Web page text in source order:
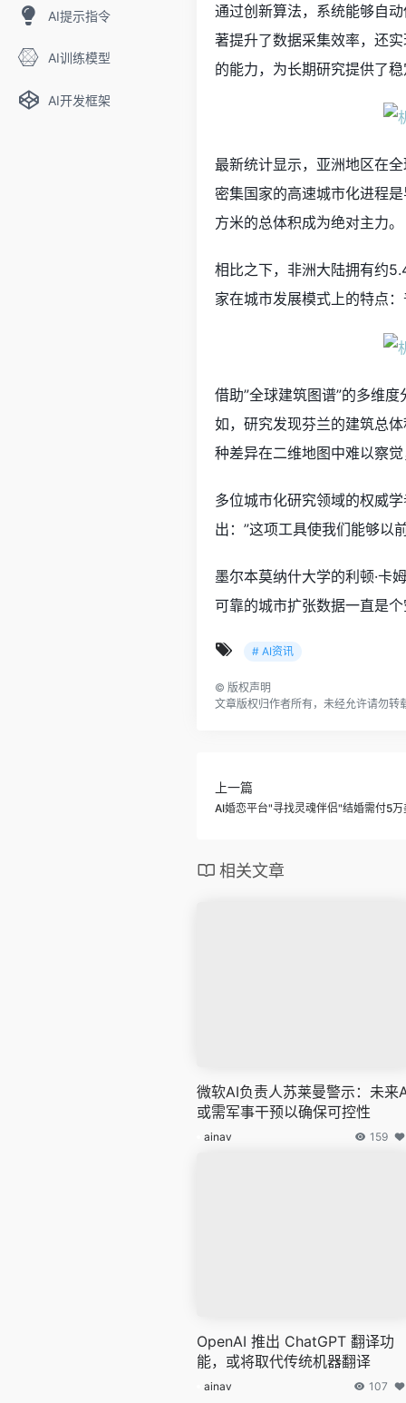
AI提示指令
AI训练模型
AI开发框架
通过创新算法，系统能够自
著提升了数据采集效率，还
的能力，为长期研究提供了
最新统计显示，亚洲地区在
密集国家的高速城市化进程
方米的总体积成为绝对主力。
相比之下，非洲大陆拥有约
家在城市发展模式上的特点
借助”全球建筑图谱”的多维
如，研究发现芬兰的建筑总
种差异在二维地图中难以察
多位城市化研究领域的权威
出：”这项工具使我们能够以
墨尔本莫纳什大学的利顿·卡
可靠的城市扩张数据一直是
# AI资讯
© 版权声明
文章版权归作者所有，未经允许请勿转
上一篇
AI婚恋平台"寻找灵魂伴侣"结婚需付5万
相关文章
微软AI负责人苏莱曼警示：未来
或需军事干预以确保可控性
ainav 159
OpenAI 推出 ChatGPT 翻译功
能，或将取代传统机器翻译
ainav 107